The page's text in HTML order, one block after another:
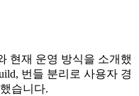
현재 운영 방식을 소개했
번들 분리로 사용자 경
습니다.